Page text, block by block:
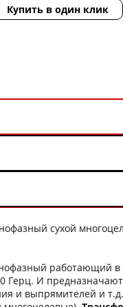
Купить в один клик
сухой
работающий
Герц. И
и выпрямителей и